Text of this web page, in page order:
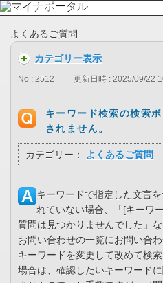
よくあるご質問
カテゴリー表示
No : 2512 更新日時 : 2025/09/22
キーワード検索の検索
されません。
カテゴリー： よくあるご質問
キーワードで指定した文言
れていない場合、「[キーワ
質問は見つかりませんでした」
お問い合わせの一覧にお問い合
キーワードを変更して改めて検
場合は、確認したいキーワード